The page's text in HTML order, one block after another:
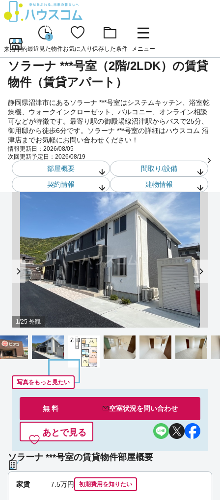
来店予約
1
最近見た物件お気に入り 保存した条件 メニュー
ソラーナ ***号室（2階/2LDK）の賃貸
物件（賃貸アパート）
静岡県沼津市にあるソラーナ ***号室はシステムキッチン、浴室乾
燥機、ウォークインクローゼット、バルコニー、オンライン相談
可などが特徴です。最寄り駅の御殿場線沼津駅からバスで25分、
御用邸から徒歩6分です。ソラーナ ***号室の詳細はハウスコム 沼
津店までお気軽にお問い合わせください！
情報更新日： 2026/08/05
次回更新予定日： 2026/08/19
部屋概要
間取り/設備
契約情報
建物情報
1/25 外観
写真をもっと見たい
無 料 空室状況を問い合わせ
あとで見る
ソラーナ ***号室の賃貸物件部屋概要
家賃 7.5万円 初期費用を知りたい